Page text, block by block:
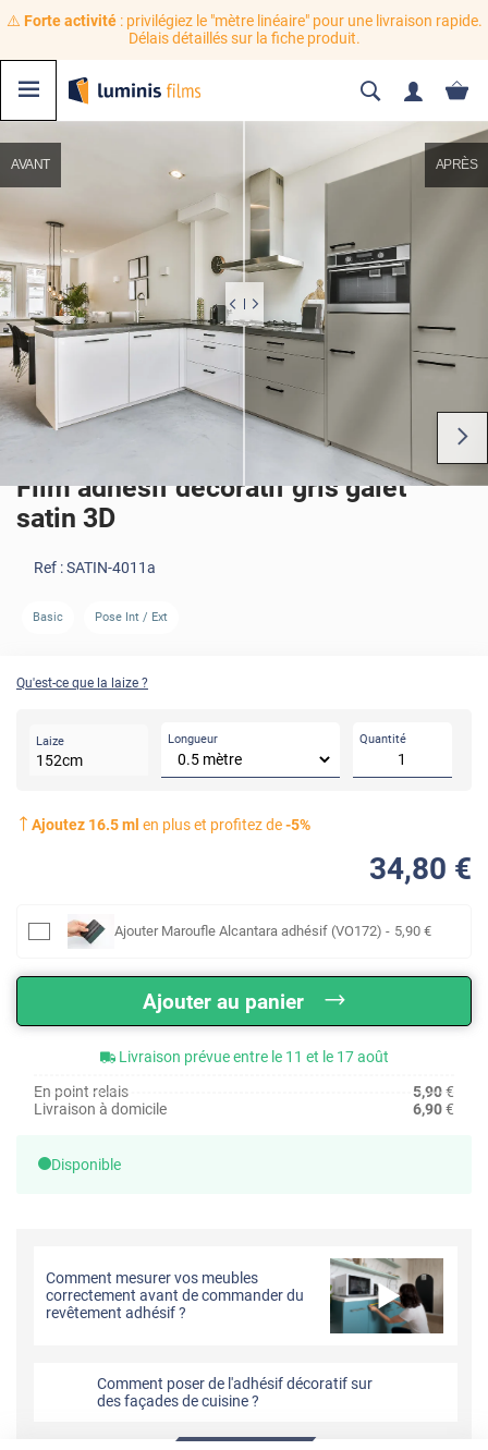
⚠️ Forte activité: privilégiez le "mètre linéaire" pour une livraison rapide.
Délais détaillés sur la fiche produit.
AVANT APRÈS
AVANT
Film adhésif décoratif gris galet
satin 3D
Ref :SATIN-4011a
Basic Pose Int / Ext
Qu'est-ce que la laize ?
Laize
152cm
Longueur Quantité
Ajoutez 16.5ml en plus et profitez de-5%
34,80 €
Ajouter Maroufle Alcantara adhésif (VO172) - 5,90 €
Ajouter au panier
Livraison prévue entre le 11 et le 17 août
En point relais
5,90€
Livraison à domicile
6,90€
Disponible
Comment mesurer vos meubles
correctement avant de commander du
revêtement adhésif ?
Comment poser de l'adhésif décoratif sur
des façades de cuisine ?